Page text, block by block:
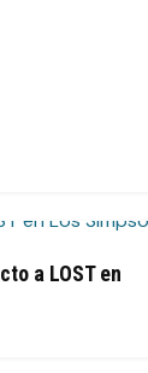
a LOST en